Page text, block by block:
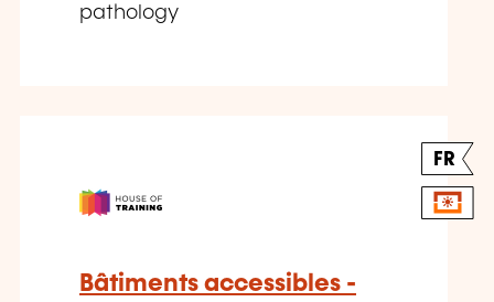
pathology
FR
Bâtiments accessibles -